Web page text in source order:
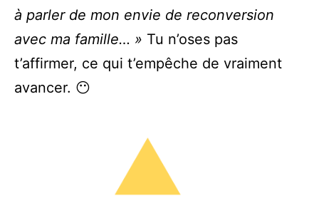
à parler de mon envie de reconversion
avec ma famille… » Tu n’oses pas
t’affirmer, ce qui t’empêche de vraiment
avancer. 😶